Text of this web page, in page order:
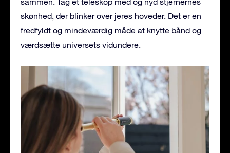
skønhed, der blinker over jeres hoveder. Det er en
fredfyldt og mindeværdig måde at knytte bånd og
værdsætte universets vidundere.